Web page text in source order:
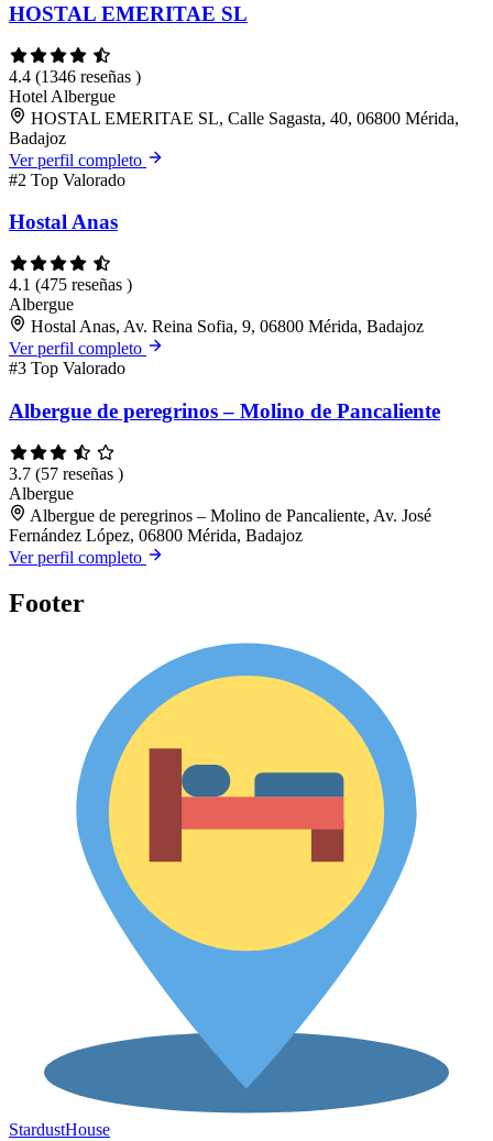
HOSTAL EMERITAE SL
4.4 (1346 reseñas )
Hotel Albergue
HOSTAL EMERITAE SL, Calle Sagasta, 40, 06800 Mérida,
Badajoz
Ver perfil completo
#2 Top Valorado
Hostal Anas
4.1 (475 reseñas )
Albergue
Hostal Anas, Av. Reina Sofia, 9, 06800 Mérida, Badajoz
Ver perfil completo
#3 Top Valorado
Albergue de peregrinos – Molino de Pancaliente
3.7 (57 reseñas )
Albergue
Albergue de peregrinos – Molino de Pancaliente, Av. José
Fernández López, 06800 Mérida, Badajoz
Ver perfil completo
Footer
StardustHouse